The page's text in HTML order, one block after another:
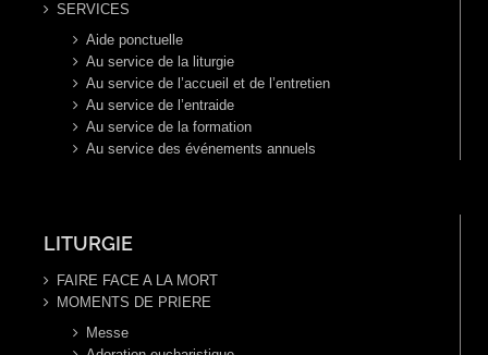
SERVICES
Aide ponctuelle
Au service de la liturgie
Au service de l’accueil et de l’entretien
Au service de l’entraide
Au service de la formation
Au service des événements annuels
LITURGIE
FAIRE FACE A LA MORT
MOMENTS DE PRIERE
Messe